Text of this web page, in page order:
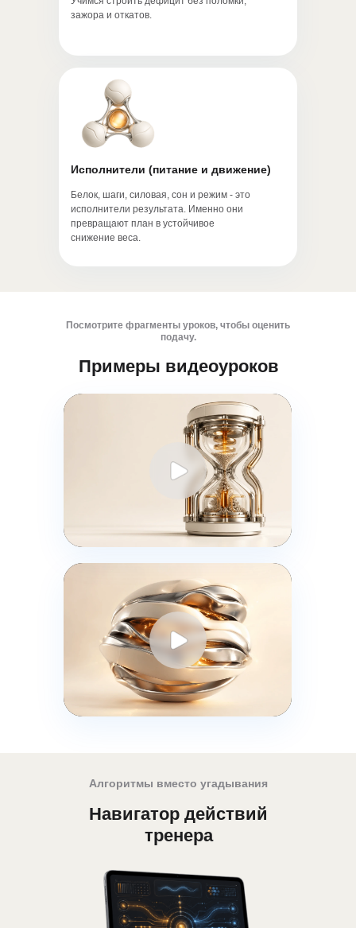
зажора и откатов.
Исполнители (питание и движение)
Белок, шаги, силовая, сон и режим - это
исполнители результата. Именно они
превращают план в устойчивое
снижение веса.
Примеры видеоуроков
Посмотрите фрагменты уроков, чтобы оценить
подачу.
Навигатор действий
тренера
Алгоритмы вместо угадывания